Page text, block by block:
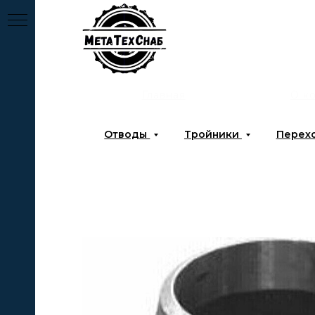
Отводы Тройники